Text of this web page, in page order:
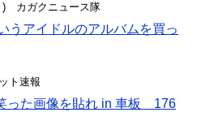
ゞカガクニュース隊
うアイドルのアルバムを買っ
ト速報
った画像を貼れ in 車板 176